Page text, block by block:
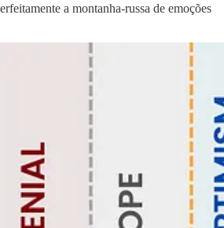
a montanha-russa de emoções